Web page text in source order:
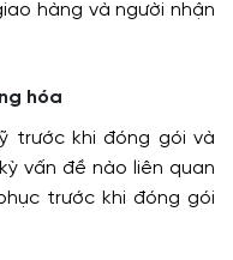
hàng và người nhận
hóa
trước khi đóng gói và
vấn đề nào liên quan
trước khi đóng gói